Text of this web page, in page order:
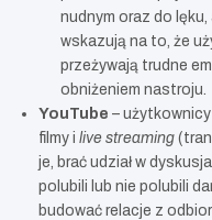
nudnym oraz do
wskazują na to, że
przeżywają trudne
obniżeniem nastroju.
YouTube –
filmy i live streaming
je, brać udział w
polubili lub nie polubili
budować relacje z